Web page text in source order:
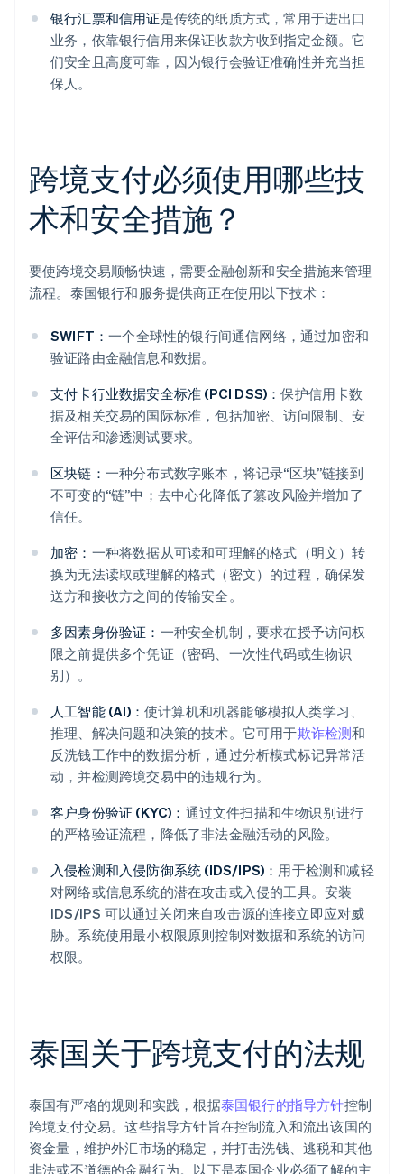
银行汇票和信用证是传统的纸质方式，常用于进出口
业务，依靠银行信用来保证收款方收到指定金额。它
们安全且高度可靠，因为银行会验证准确性并充当担
保人。
跨境支付必须使用哪些技
术和安全措施？
要使跨境交易顺畅快速，需要金融创新和安全措施来管理
流程。泰国银行和服务提供商正在使用以下技术：
SWIFT：一个全球性的银行间通信网络，通过加密和
验证路由金融信息和数据。
支付卡行业数据安全标准 (PCI DSS)：保护信用卡数
据及相关交易的国际标准，包括加密、访问限制、安
全评估和渗透测试要求。
区块链： 一种分布式数字账本，将记录“区块”链接到
不可变的“链”中；去中心化降低了篡改风险并增加了
信任。
加密： 一种将数据从可读和可理解的格式（明文）转
换为无法读取或理解的格式（密文）的过程，确保发
送方和接收方之间的传输安全。
多因素身份验证： 一种安全机制，要求在授予访问权
限之前提供多个凭证（密码、一次性代码或生物识
别）。
人工智能 (AI)： 使计算机和机器能够模拟人类学习、
推理、解决问题和决策的技术。它可用于欺诈检测和
反洗钱工作中的数据分析，通过分析模式标记异常活
动，并检测跨境交易中的违规行为。
客户身份验证 (KYC)： 通过文件扫描和生物识别进行
的严格验证流程，降低了非法金融活动的风险。
入侵检测和入侵防御系统 (IDS/IPS)： 用于检测和减轻
对网络或信息系统的潜在攻击或入侵的工具。安装
IDS/IPS 可以通过关闭来自攻击源的连接立即应对威
胁。系统使用最小权限原则控制对数据和系统的访问
权限。
泰国关于跨境支付的法规
泰国有严格的规则和实践，根据泰国银行的指导方针控制
跨境支付交易。这些指导方针旨在控制流入和流出该国的
资金量，维护外汇市场的稳定，并打击洗钱、逃税和其他
非法或不道德的金融行为。以下是泰国企业必须了解的主